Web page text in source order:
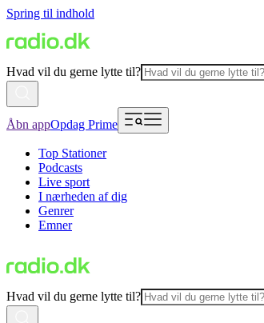
Spring til indhold
Hvad vil du gerne lytte til?
Åbn appOpdag Prime
Top Stationer
Podcasts
Live sport
I nærheden af dig
Genrer
Emner
Hvad vil du gerne lytte til?